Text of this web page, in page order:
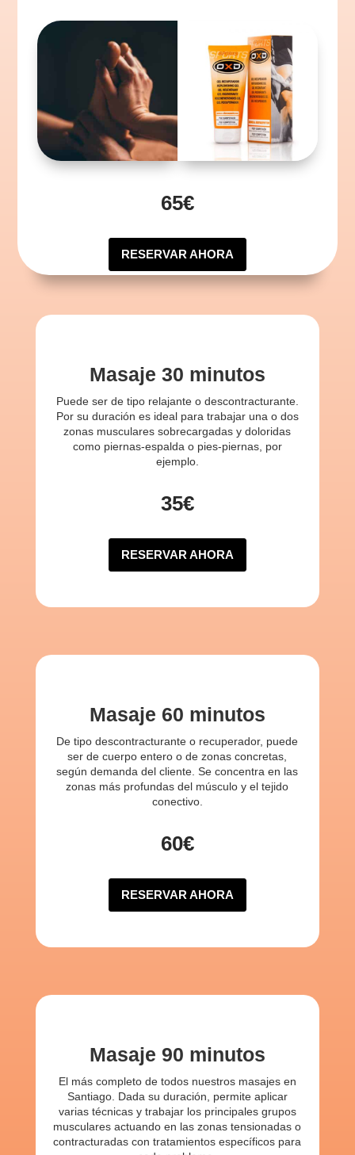
65€
RESERVAR AHORA
Masaje 30 minutos
Puede ser de tipo relajante o descontracturante.
Por su duración es ideal para trabajar una o dos
zonas musculares sobrecargadas y doloridas
como piernas-espalda o pies-piernas, por
ejemplo.
35€
RESERVAR AHORA
Masaje 60 minutos
De tipo descontracturante o recuperador, puede
ser de cuerpo entero o de zonas concretas,
según demanda del cliente. Se concentra en las
zonas más profundas del músculo y el tejido
conectivo.
60€
RESERVAR AHORA
Masaje 90 minutos
El más completo de todos nuestros masajes en
Santiago. Dada su duración, permite aplicar
varias técnicas y trabajar los principales grupos
musculares actuando en las zonas tensionadas o
contracturadas con tratamientos específicos para